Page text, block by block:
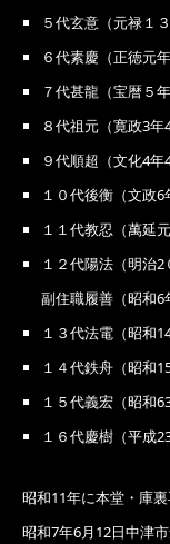
５代玄意（元禄１
６代素慶（正徳元
７代甚龍（宝暦５
８代祖元（寛政3年
９代順超（文化4年
１０代後衡（文政6
１１代教忍（萬延
１２代陽法（明治2
副住職履善（昭和6
１３代法電（昭和
１４代鉄舟（昭和
１５代義宏（昭和
１６代慶樹（平成
昭和11年に本堂・庫
昭和7年6月12日中津